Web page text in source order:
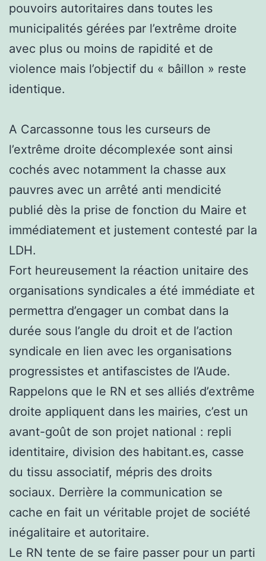
pouvoirs autoritaires dans toutes les
municipalités gérées par l’extrême droite
avec plus ou moins de rapidité et de
violence mais l’objectif du « bâillon » reste
identique.
A Carcassonne tous les curseurs de
l’extrême droite décomplexée sont ainsi
cochés avec notamment la chasse aux
pauvres avec un arrêté anti mendicité
publié dès la prise de fonction du Maire et
immédiatement et justement contesté par la
LDH.
Fort heureusement la réaction unitaire des
organisations syndicales a été immédiate et
permettra d’engager un combat dans la
durée sous l’angle du droit et de l’action
syndicale en lien avec les organisations
progressistes et antifascistes de l’Aude.
Rappelons que le RN et ses alliés d’extrême
droite appliquent dans les mairies, c’est un
avant-goût de son projet national : repli
identitaire, division des habitant.es, casse
du tissu associatif, mépris des droits
sociaux. Derrière la communication se
cache en fait un véritable projet de société
inégalitaire et autoritaire.
Le RN tente de se faire passer pour un parti